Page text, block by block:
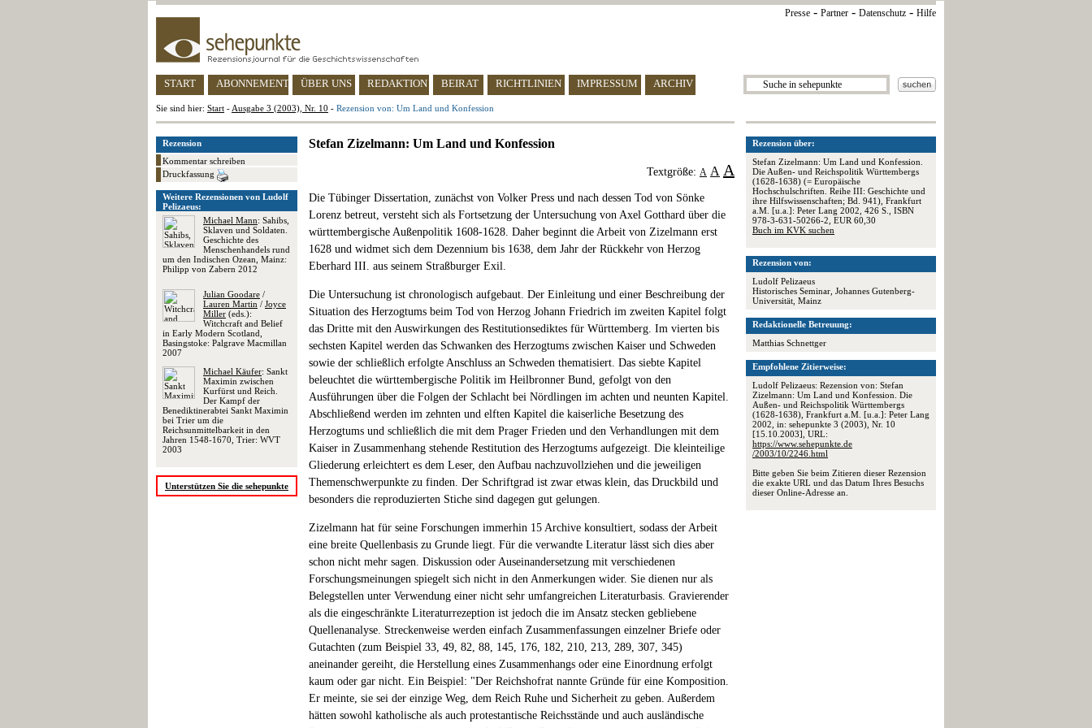
Presse - Partner - Datenschutz - Hilfe
START ABONNEMENT ÜBER UNS REDAKTION BEIRAT RICHTLINIEN IMPRESSUM ARCHIV
Sie sind hier: Start - Ausgabe 3 (2003), Nr. 10 - Rezension von: Um Land und Konfession
Rezension über:
Stefan Zizelmann: Um Land und Konfession.
Die Außen- und Reichspolitik Württembergs
(1628-1638) (= Europäische
Hochschulschriften. Reihe III: Geschichte und
ihre Hilfswissenschaften; Bd. 941), Frankfurt
a.M. [u.a.]: Peter Lang 2002, 426 S., ISBN
978-3-631-50266-2, EUR 60,30
Buch im KVK suchen
Rezension von:
Ludolf Pelizaeus
Historisches Seminar, Johannes Gutenberg-
Universität, Mainz
Redaktionelle Betreuung:
Matthias Schnettger
Empfohlene Zitierweise:
Ludolf Pelizaeus: Rezension von: Stefan
Zizelmann: Um Land und Konfession. Die
Außen- und Reichspolitik Württembergs
(1628-1638), Frankfurt a.M. [u.a.]: Peter Lang
2002, in: sehepunkte 3 (2003), Nr. 10
[15.10.2003], URL:
https://www.sehepunkte.de
/2003/10/2246.html
Bitte geben Sie beim Zitieren dieser Rezension
die exakte URL und das Datum Ihres Besuchs
dieser Online-Adresse an.
Rezension
Kommentar schreiben
Druckfassung
Weitere Rezensionen von Ludolf
Pelizaeus:
Michael Mann: Sahibs,
Sklaven und Soldaten.
Geschichte des
Menschenhandels rund
um den Indischen Ozean, Mainz:
Philipp von Zabern 2012
Julian Goodare /
Lauren Martin / Joyce
Miller (eds.):
Witchcraft and Belief
in Early Modern Scotland,
Basingstoke: Palgrave Macmillan
2007
Michael Käufer: Sankt
Maximin zwischen
Kurfürst und Reich.
Der Kampf der
Benediktinerabtei Sankt Maximin
bei Trier um die
Reichsunmittelbarkeit in den
Jahren 1548-1670, Trier: WVT
2003
Unterstützen Sie die sehepunkte
Stefan Zizelmann: Um Land und Konfession
Textgröße: A A A
Die Tübinger Dissertation, zunächst von Volker Press und nach dessen Tod von Sönke
Lorenz betreut, versteht sich als Fortsetzung der Untersuchung von Axel Gotthard über die
württembergische Außenpolitik 1608-1628. Daher beginnt die Arbeit von Zizelmann erst
1628 und widmet sich dem Dezennium bis 1638, dem Jahr der Rückkehr von Herzog
Eberhard III. aus seinem Straßburger Exil.
Die Untersuchung ist chronologisch aufgebaut. Der Einleitung und einer Beschreibung der
Situation des Herzogtums beim Tod von Herzog Johann Friedrich im zweiten Kapitel folgt
das Dritte mit den Auswirkungen des Restitutionsediktes für Württemberg. Im vierten bis
sechsten Kapitel werden das Schwanken des Herzogtums zwischen Kaiser und Schweden
sowie der schließlich erfolgte Anschluss an Schweden thematisiert. Das siebte Kapitel
beleuchtet die württembergische Politik im Heilbronner Bund, gefolgt von den
Ausführungen über die Folgen der Schlacht bei Nördlingen im achten und neunten Kapitel.
Abschließend werden im zehnten und elften Kapitel die kaiserliche Besetzung des
Herzogtums und schließlich die mit dem Prager Frieden und den Verhandlungen mit dem
Kaiser in Zusammenhang stehende Restitution des Herzogtums aufgezeigt. Die kleinteilige
Gliederung erleichtert es dem Leser, den Aufbau nachzuvollziehen und die jeweiligen
Themenschwerpunkte zu finden. Der Schriftgrad ist zwar etwas klein, das Druckbild und
besonders die reproduzierten Stiche sind dagegen gut gelungen.
Zizelmann hat für seine Forschungen immerhin 15 Archive konsultiert, sodass der Arbeit
eine breite Quellenbasis zu Grunde liegt. Für die verwandte Literatur lässt sich dies aber
schon nicht mehr sagen. Diskussion oder Auseinandersetzung mit verschiedenen
Forschungsmeinungen spiegelt sich nicht in den Anmerkungen wider. Sie dienen nur als
Belegstellen unter Verwendung einer nicht sehr umfangreichen Literaturbasis. Gravierender
als die eingeschränkte Literaturrezeption ist jedoch die im Ansatz stecken gebliebene
Quellenanalyse. Streckenweise werden einfach Zusammenfassungen einzelner Briefe oder
Gutachten (zum Beispiel 33, 49, 82, 88, 145, 176, 182, 210, 213, 289, 307, 345)
aneinander gereiht, die Herstellung eines Zusammenhangs oder eine Einordnung erfolgt
kaum oder gar nicht. Ein Beispiel: "Der Reichshofrat nannte Gründe für eine Komposition.
Er meinte, sie sei der einzige Weg, dem Reich Ruhe und Sicherheit zu geben. Außerdem
hätten sowohl katholische als auch protestantische Reichsstände und auch ausländische